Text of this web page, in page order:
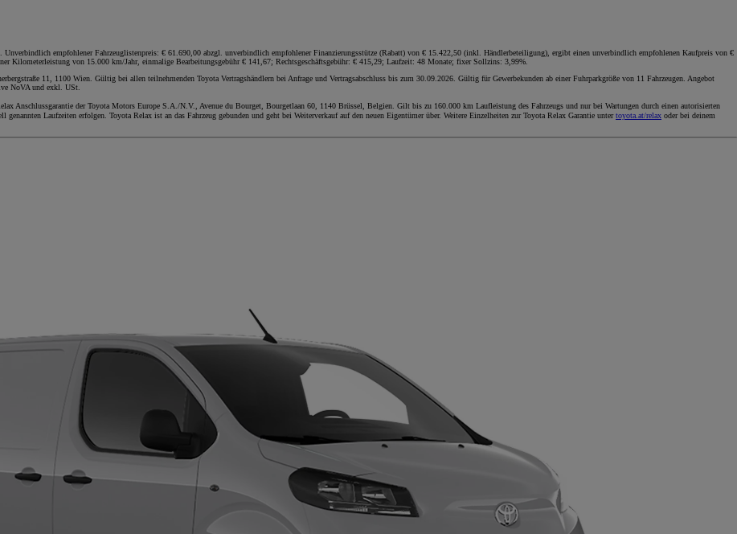
empfohlener Fahrzeuglistenpreis: € 61.690,00 abzgl. unverbindlich empfohlener Finanzierungsstütze (Rabatt) von € 15.422,50 (inkl. Händlerbeteiligung), ergibt einen unverbindlich empfohlenen Kaufpreis von €
Kilometerleistung von 15.000 km/Jahr, einmalige Bearbeitungsgebühr € 141,67; Rechtsgeschäftsgebühr: € 415,29; Laufzeit: 48 Monate; fixer Sollzins: 3,99%.
11, 1100 Wien. Gültig bei allen teilnehmenden Toyota Vertragshändlern bei Anfrage und Vertragsabschluss bis zum 30.09.2026. Gültig für Gewerbekunden ab einer Fuhrparkgröße von 11 Fahrzeugen. Angebot
NoVA und exkl. USt.
Anschlussgarantie der Toyota Motors Europe S.A./N.V., Avenue du Bourget, Bourgetlaan 60, 1140 Brüssel, Belgien. Gilt bis zu 160.000 km Laufleistung des Fahrzeugs und nur bei Wartungen durch einen autorisierten
Laufzeiten erfolgen. Toyota Relax ist an das Fahrzeug gebunden und geht bei Weiterverkauf auf den neuen Eigentümer über. Weitere Einzelheiten zur Toyota Relax Garantie untertoyota.at/relax oder bei deinem